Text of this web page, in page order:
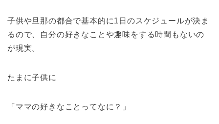
子供や旦那の都合で基本的に1日のスケジュールが決ま
るので、自分の好きなことや趣味をする時間もないの
が現実。
たまに子供に
「ママの好きなことってなに？」